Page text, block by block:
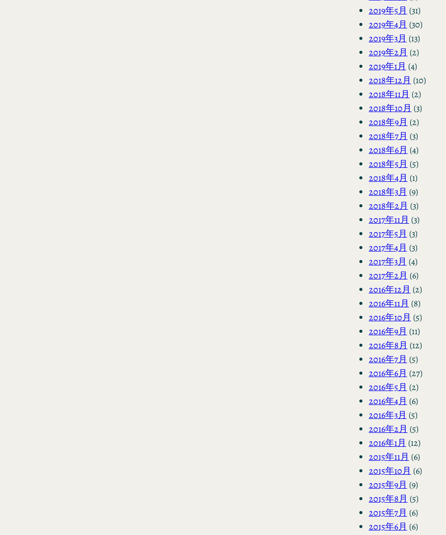
2019年5月 (31)
2019年4月 (30)
2019年3月 (13)
2019年2月 (2)
2019年1月 (4)
2018年12月 (10)
2018年11月 (2)
2018年10月 (3)
2018年9月 (2)
2018年7月 (3)
2018年6月 (4)
2018年5月 (5)
2018年4月 (1)
2018年3月 (9)
2018年2月 (3)
2017年11月 (3)
2017年5月 (3)
2017年4月 (3)
2017年3月 (4)
2017年2月 (6)
2016年12月 (2)
2016年11月 (8)
2016年10月 (5)
2016年9月 (11)
2016年8月 (12)
2016年7月 (5)
2016年6月 (27)
2016年5月 (2)
2016年4月 (6)
2016年3月 (5)
2016年2月 (5)
2016年1月 (12)
2015年11月 (6)
2015年10月 (6)
2015年9月 (9)
2015年8月 (5)
2015年7月 (6)
2015年6月 (6)